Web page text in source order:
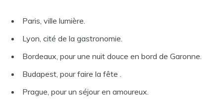
Paris, ville lumière.
Lyon, cité de la gastronomie.
Bordeaux, pour une nuit douce en bord de Garonne.
Budapest, pour faire la fête .
Prague, pour un séjour en amoureux.